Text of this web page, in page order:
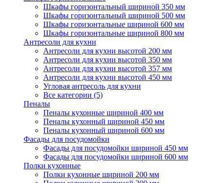
Шкафы горизонтальный шириной 350 мм
Шкафы горизонтальный шириной 500 мм
Шкафы горизонтальные шириной 600 мм
Шкафы горизонтальные шириной 800 мм
Антресоли для кухни
Антресоли для кухни высотой 200 мм
Антресоли для кухни высотой 350 мм
Антресоли для кухни высотой 357 мм
Антресоли для кухни высотой 450 мм
Угловая антресоль для кухни
Все категории (5)
Пеналы
Пеналы кухонные шириной 400 мм
Пеналы кухонный шириной 450 мм
Пеналы кухонный шириной 600 мм
Фасады для посудомойки
Фасады для посудомойки шириной 450 мм
Фасады для посудомойки шириной 600 мм
Полки кухонные
Полки кухонные шириной 200 мм